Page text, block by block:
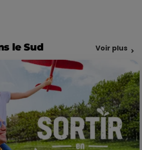
le Sud Voir plus